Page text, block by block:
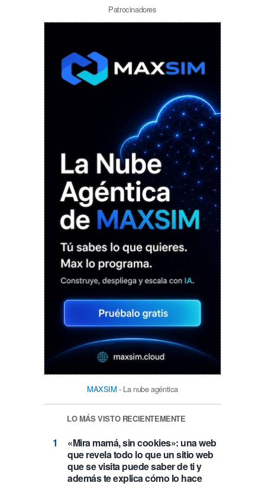
Patrocinadores
MAXSIM - La nube agéntica
LO MÁS VISTO RECIENTEMENTE
«Mira mamá, sin cookies»: una web
que revela todo lo que un sitio web
que se visita puede saber de ti y
además te explica cómo lo hace